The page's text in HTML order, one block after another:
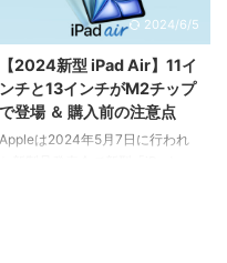
2024/6/5
【2024新型 iPad Air】11イ
ンチと13インチがM2チップ
で登場 ＆ 購入前の注意点
Appleは2024年5月7日に行われ